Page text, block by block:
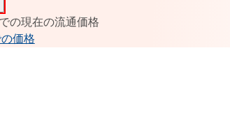
の現在の流通価格
価格